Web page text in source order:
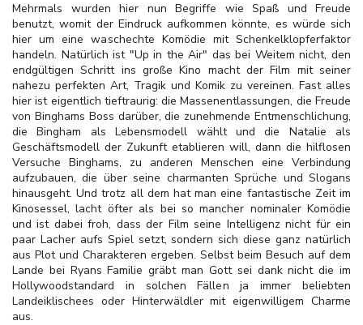
Mehrmals wurden hier nun Begriffe wie Spaß und Freude
benutzt, womit der Eindruck aufkommen könnte, es würde sich
hier um eine waschechte Komödie mit Schenkelklopferfaktor
handeln. Natürlich ist "Up in the Air" das bei Weitem nicht, den
endgültigen Schritt ins große Kino macht der Film mit seiner
nahezu perfekten Art, Tragik und Komik zu vereinen. Fast alles
hier ist eigentlich tieftraurig: die Massenentlassungen, die Freude
von Binghams Boss darüber, die zunehmende Entmenschlichung,
die Bingham als Lebensmodell wählt und die Natalie als
Geschäftsmodell der Zukunft etablieren will, dann die hilflosen
Versuche Binghams, zu anderen Menschen eine Verbindung
aufzubauen, die über seine charmanten Sprüche und Slogans
hinausgeht. Und trotz all dem hat man eine fantastische Zeit im
Kinosessel, lacht öfter als bei so mancher nominaler Komödie
und ist dabei froh, dass der Film seine Intelligenz nicht für ein
paar Lacher aufs Spiel setzt, sondern sich diese ganz natürlich
aus Plot und Charakteren ergeben. Selbst beim Besuch auf dem
Lande bei Ryans Familie gräbt man Gott sei dank nicht die im
Hollywoodstandard in solchen Fällen ja immer beliebten
Landeiklischees oder Hinterwäldler mit eigenwilligem Charme
aus.